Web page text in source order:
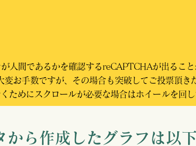
人間であるかを確認するreCAPTCHAが出ること
お手数ですが、その場合も突破してご投票頂き
ためにスクロールが必要な場合はホイールを回し
から作成したグラフは以